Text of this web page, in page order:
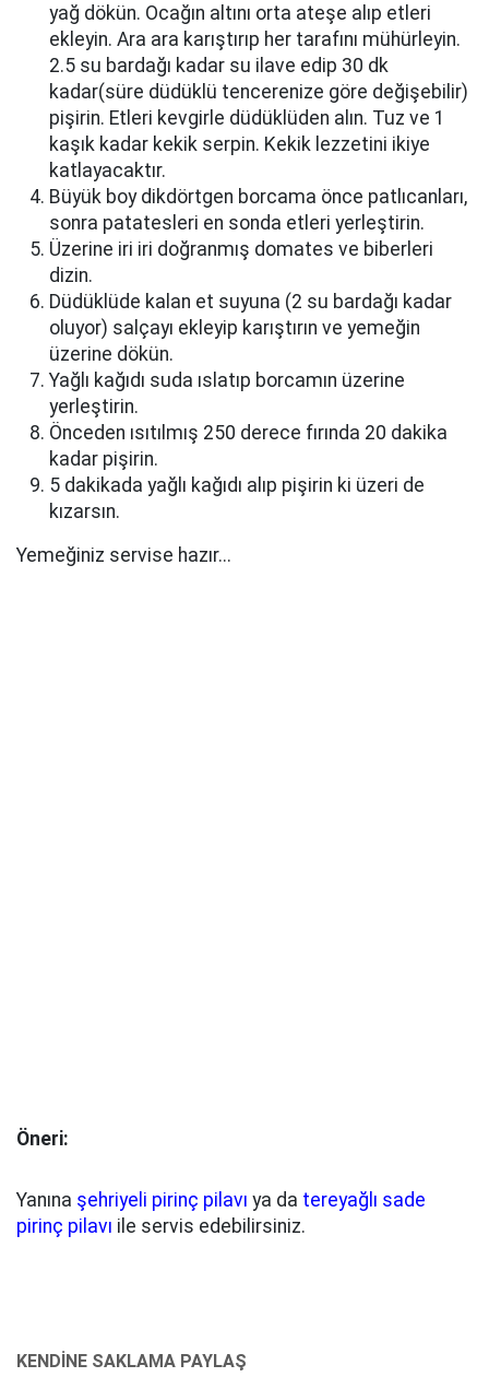
yağ dökün. Ocağın altını orta ateşe alıp etleri
ekleyin. Ara ara karıştırıp her tarafını mühürleyin.
2.5 su bardağı kadar su ilave edip 30 dk
kadar(süre düdüklü tencerenize göre değişebilir)
pişirin. Etleri kevgirle düdüklüden alın. Tuz ve 1
kaşık kadar kekik serpin. Kekik lezzetini ikiye
katlayacaktır.
Büyük boy dikdörtgen borcama önce patlıcanları,
sonra patatesleri en sonda etleri yerleştirin.
Üzerine iri iri doğranmış domates ve biberleri
dizin.
Düdüklüde kalan et suyuna (2 su bardağı kadar
oluyor) salçayı ekleyip karıştırın ve yemeğin
üzerine dökün.
Yağlı kağıdı suda ıslatıp borcamın üzerine
yerleştirin.
Önceden ısıtılmış 250 derece fırında 20 dakika
kadar pişirin.
5 dakikada yağlı kağıdı alıp pişirin ki üzeri de
kızarsın.
Yemeğiniz servise hazır...
Öneri:
Yanına şehriyeli pirinç pilavı ya da tereyağlı sade
pirinç pilavı ile servis edebilirsiniz.